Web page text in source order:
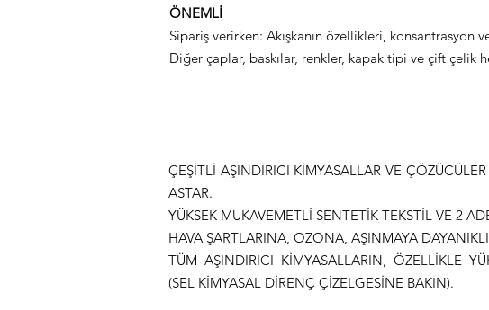
ÖNEMLİ
Sipariş verirken: Akışkanın özellikleri, konsantrasyon
Diğer çaplar, baskılar, renkler, kapak tipi ve çift çelik
ÇEŞİTLİ AŞINDIRICI KİMYASALLAR VE
ASTAR.
YÜKSEK MUKAVEMETLİ SENTETİK TEKSTİL VE 2
HAVA ŞARTLARINA, OZONA, AŞINMAYA
TÜM AŞINDIRICI KİMYASALLARIN, ÖZELLİKLE
(SEL KİMYASAL DİRENÇ ÇİZELGESİNE BAKIN).